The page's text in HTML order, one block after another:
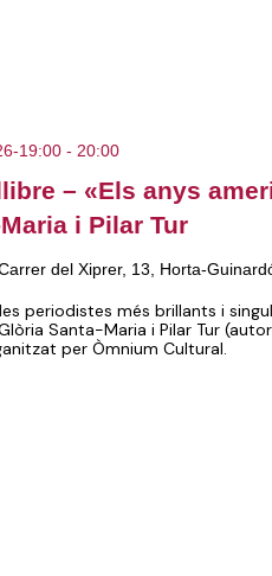
– «Els anys
i Pilar Tur
19:00 - 20:00
del Xiprer, 13, Horta-
periodistes més brillants i
Santa-Maria i Pilar Tur
per Òmnium Cultural.